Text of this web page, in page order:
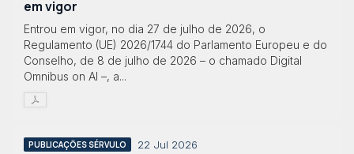
em vigor
Entrou em vigor, no dia 27 de julho de 2026, o
Regulamento (UE) 2026/1744 do Parlamento Europeu e do
Conselho, de 8 de julho de 2026 – o chamado Digital
Omnibus on AI –, a...
PUBLICAÇÕES SÉRVULO 22 Jul 2026